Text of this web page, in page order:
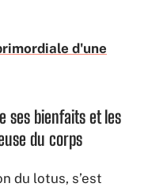
d'une
ses bienfaits et les
du corps
du lotus, s’est